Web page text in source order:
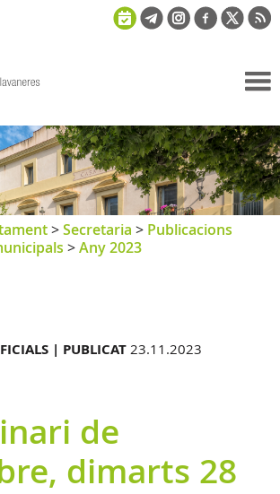
>Secretaria > Publicacions
>Any 2023
| PUBLICAT 23.11.2023
de
dimarts 28